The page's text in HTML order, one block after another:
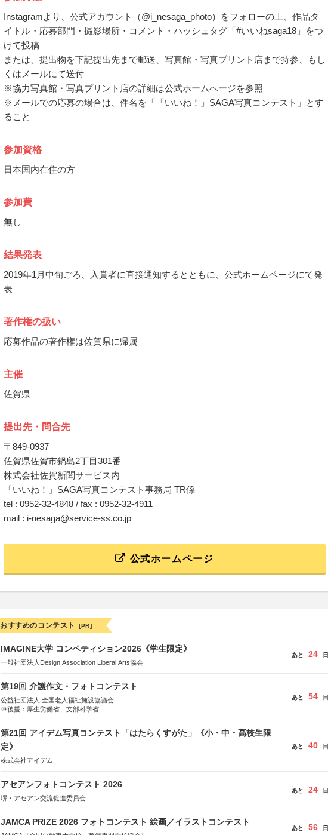
Instagramより、公式アカウント（@i_nesaga_photo）をフォローの上、作品タ
イトル・応募部門・撮影場所・コメント・ハッシュタグ「#いいねsaga18」をつ
けて投稿
または、提出物を下記提出先まで郵送、写真館・写真プリント店まで持参、もし
くはメールにて送付
※協力写真館・写真プリント店の詳細は公式ホームページを参照
※メールでの応募の場合は、件名を「「いいね！」SAGA写真コンテスト」とす
ること
参加資格
日本国内在住の方
参加費
無し
結果発表
2019年1月中旬ごろ、入賞者に直接通知するとともに、公式ホームページにて発
表
著作権の扱い
応募作品の著作権は佐賀県に帰属
主催
佐賀県
提出先・問合先
〒849-0937
佐賀県佐賀市鍋島2丁目301番
株式会社佐賀新聞サービス内
「いいね！」SAGA写真コンテスト事務局 TR係
tel : 0952-32-4848 / fax : 0952-32-4911
mail : i-nesaga@service-ss.co.jp
公式ホームページ
おすすめのコンテスト [PR]
IMAGINE大学 コンペティション2026《学生限定》
一般社団法人Design Association Liberal Arts協会
あと 24 日
第19回 介護作文・フォトコンテスト
公益社団法人 全国老人福祉施設協議会
※後援：厚生労働省、文部科学省
あと 54 日
第21回 アイデム写真コンテスト「はたらくすがた」《小・中・高校生限
定》
株式会社アイデム
あと 40 日
アセアンフォトコンテスト 2026
堺・アセアン交流促進委員会
あと 24 日
JAMCA PRIZE 2026 フォトコンテスト 絵画／イラストコンテスト
あと 56 日